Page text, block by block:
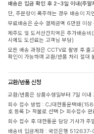
배송은 입금 확인 후 2~3일 이내(주
단, 주문량이 폭주하는 경우 배송이 지
무료배송은 순수 결제금액 6만원 이
제주도 및 도서산간지역은 추가배송
시에도 도선료는 고객님 부담)
모든 배송 과정은 CCTV로 촬영 후 출
확인이 가능하며 교환/반품 처리 절대
교환/반품 신청
교환/반품은 상품수령일부터 7일 이내
회수 접수 방법 : CJ대한통운택배
호 등록 ▷ 착불로 선택 ▷ 회수접수 완
회수 접수 후 대한통운 담당 기사가
배송비 입금계좌 : 국민은행